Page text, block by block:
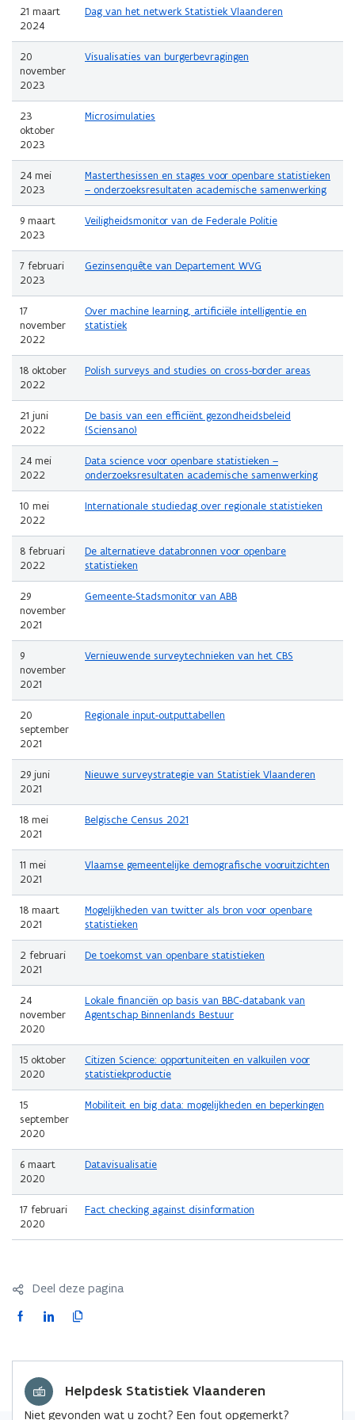
21 maart
2024
Dag van het netwerk Statistiek Vlaanderen
20
november
2023
Visualisaties van burgerbevragingen
23
oktober
2023
Microsimulaties
24 mei
2023
Masterthesissen en stages voor openbare statistieken
– onderzoeksresultaten academische samenwerking
9 maart
2023
Veiligheidsmonitor van de Federale Politie
7 februari
2023
Gezinsenquête van Departement WVG
17
november
2022
Over machine learning, artificiële intelligentie en
statistiek
18 oktober
2022
Polish surveys and studies on cross-border areas
21 juni
2022
De basis van een efficiënt gezondheidsbeleid
(Sciensano)
24 mei
2022
Data science voor openbare statistieken –
onderzoeksresultaten academische samenwerking
10 mei
2022
Internationale studiedag over regionale statistieken
8 februari
2022
De alternatieve databronnen voor openbare
statistieken
29
november
2021
Gemeente-Stadsmonitor van ABB
9
november
2021
Vernieuwende surveytechnieken van het CBS
20
september
2021
Regionale input-outputtabellen
29 juni
2021
Nieuwe surveystrategie van Statistiek Vlaanderen
18 mei
2021
Belgische Census 2021
11 mei
2021
Vlaamse gemeentelijke demografische vooruitzichten
18 maart
2021
Mogelijkheden van twitter als bron voor openbare
statistieken
2 februari
2021
De toekomst van openbare statistieken
24
november
2020
Lokale financiën op basis van BBC-databank van
Agentschap Binnenlands Bestuur
15 oktober
2020
Citizen Science: opportuniteiten en valkuilen voor
statistiekproductie
15
september
2020
Mobiliteit en big data: mogelijkheden en beperkingen
6 maart
2020
Datavisualisatie
17 februari
2020
Fact checking against disinformation
Deel deze pagina
F
L
e
d
K
e
e
Helpdesk Statistiek Vlaanderen
Niet gevonden wat u zocht? Een fout opgemerkt?